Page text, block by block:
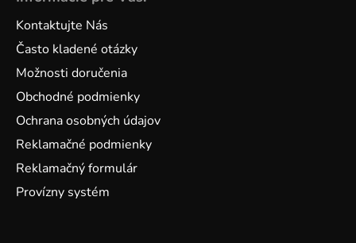
Kontaktujte Nás
Často kladené otázky
Možnosti doručenia
Obchodné podmienky
Ochrana osobných údajov
Reklamačné podmienky
Reklamačný formulár
Provízny systém